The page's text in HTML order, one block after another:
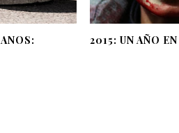
2015: UN AÑO